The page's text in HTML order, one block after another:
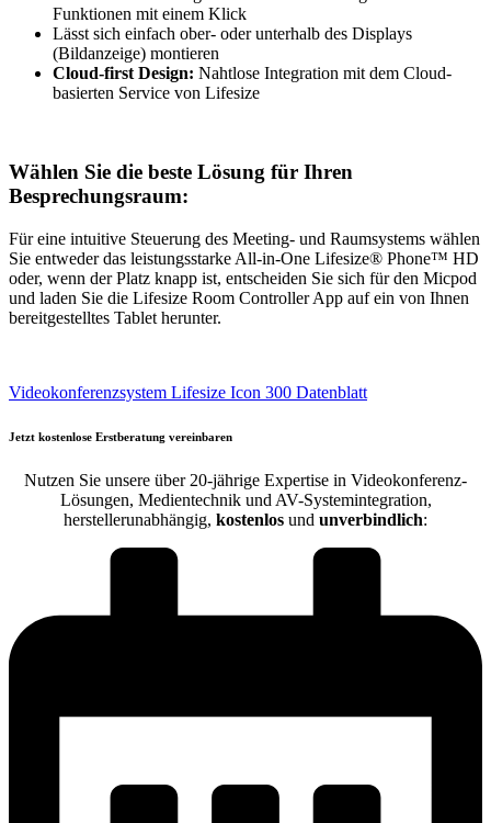
Funktionen mit einem Klick
Lässt sich einfach ober- oder unterhalb des Displays
(Bildanzeige) montieren
Cloud-first Design: Nahtlose Integration mit dem Cloud-
basierten Service von Lifesize
Wählen Sie die beste Lösung für Ihren
Besprechungsraum:
Für eine intuitive Steuerung des Meeting- und Raumsystems wählen
Sie entweder das leistungsstarke All-in-One Lifesize® Phone™ HD
oder, wenn der Platz knapp ist, entscheiden Sie sich für den Micpod
und laden Sie die Lifesize Room Controller App auf ein von Ihnen
bereitgestelltes Tablet herunter.
Videokonferenzsystem Lifesize Icon 300 Datenblatt
Jetzt kostenlose Erstberatung vereinbaren
Nutzen Sie unsere über 20-jährige Expertise in Videokonferenz-
Lösungen, Medientechnik und AV-Systemintegration,
herstellerunabhängig, kostenlos und unverbindlich: